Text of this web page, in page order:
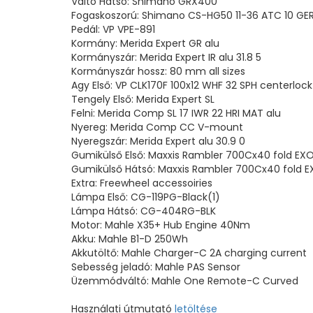
Fogaskoszorú: Shimano CS-HG50 11-36 ATC 10
Pedál: VP VPE-891
Kormány: Merida Expert GR alu
Kormányszár: Merida Expert IR alu 31.8 5
Kormányszár hossz: 80 mm all sizes
Agy Első: VP CLK170F 100x12 WHF 32 SPH centerlock
Tengely Első: Merida Expert SL
Felni: Merida Comp SL 17 IWR 22 HRI MAT alu
Nyereg: Merida Comp CC V-mount
Nyeregszár: Merida Expert alu 30.9 0
Gumikülső Első: Maxxis Rambler 700Cx40 fold
Gumikülső Hátsó: Maxxis Rambler 700Cx40 fold
Extra: Freewheel accessoiries
Lámpa Első: CG-119PG-Black(1)
Lámpa Hátsó: CG-404RG-BLK
Motor: Mahle X35+ Hub Engine 40Nm
Akku: Mahle B1-D 250Wh
Akkutöltő: Mahle Charger-C 2A charging current
Sebesség jeladó: Mahle PAS Sensor
Üzemmódváltó: Mahle One Remote-C Curved
Használati útmutató letöltése